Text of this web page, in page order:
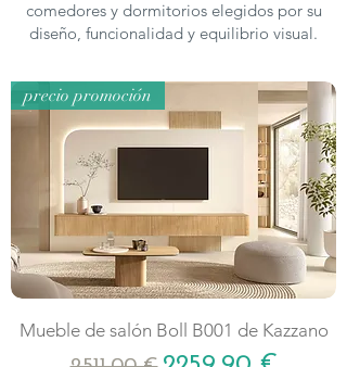
comedores y dormitorios elegidos por su
diseño, funcionalidad y equilibrio visual.
precio promoción
Mueble de salón Boll B001 de Kazzano